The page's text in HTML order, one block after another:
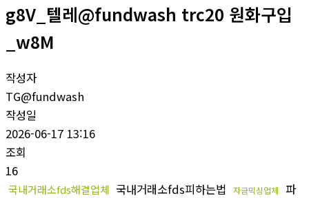
g8V_텔레@fundwash trc20 원화구입
_w8M
작성자
TG@fundwash
작성일
2026-06-17 13:16
조회
16
국내거래소fds해결업체 국내거래소fds피하는법 자금믹싱업체
파